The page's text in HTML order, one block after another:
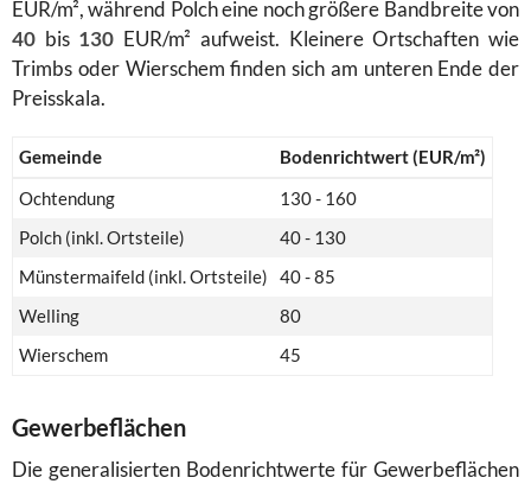
EUR/m², während Polch eine noch größere Bandbreite von
40 bis 130 EUR/m² aufweist. Kleinere Ortschaften wie
Trimbs oder Wierschem finden sich am unteren Ende der
Preisskala.
Gemeinde
Bodenrichtwert (EUR/m²)
Ochtendung
130 - 160
Polch (inkl. Ortsteile)
40 - 130
Münstermaifeld (inkl. Ortsteile)
40 - 85
Welling
80
Wierschem
45
Gewerbeflächen
Die generalisierten Bodenrichtwerte für Gewerbeflächen